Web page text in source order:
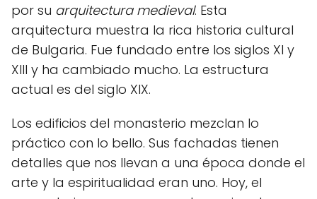
por su arquitectura medieval. Esta
arquitectura muestra la rica historia cultural
de Bulgaria. Fue fundado entre los siglos XI y
XIII y ha cambiado mucho. La estructura
actual es del siglo XIX.
Los edificios del monasterio mezclan lo
práctico con lo bello. Sus fachadas tienen
detalles que nos llevan a una época donde el
arte y la espiritualidad eran uno. Hoy, el